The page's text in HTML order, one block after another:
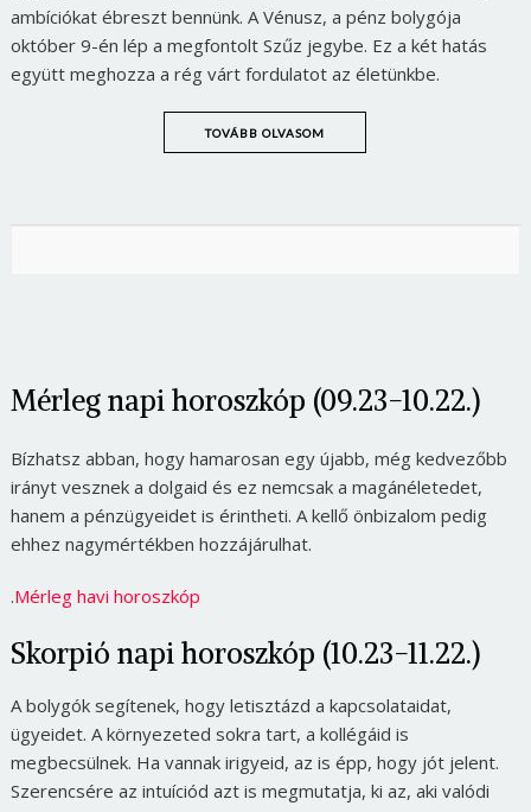
ambíciókat ébreszt bennünk. A Vénusz, a pénz bolygója
október 9-én lép a megfontolt Szűz jegybe. Ez a két hatás
együtt meghozza a rég várt fordulatot az életünkbe.
TOVÁBB OLVASOM
Mérleg napi horoszkóp (09.23-10.22.)
Bízhatsz abban, hogy hamarosan egy újabb, még kedvezőbb
irányt vesznek a dolgaid és ez nemcsak a magánéletedet,
hanem a pénzügyeidet is érintheti. A kellő önbizalom pedig
ehhez nagymértékben hozzájárulhat.
.Mérleg havi horoszkóp
Skorpió napi horoszkóp (10.23-11.22.)
A bolygók segítenek, hogy letisztázd a kapcsolataidat,
ügyeidet. A környezeted sokra tart, a kollégáid is
megbecsülnek. Ha vannak irigyeid, az is épp, hogy jót jelent.
Szerencsére az intuíciód azt is megmutatja, ki az, aki valódi